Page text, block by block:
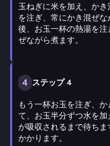
玉ねぎに米を加え、か
を注ぎ、常にかき混ぜ
後、お玉一杯の熱湯を
ぜながら煮ます。
4 ステップ 4
もう一杯お玉を注ぎ、
て、お玉半分ずつ水を
が吸収されるまで待ち
かかります。